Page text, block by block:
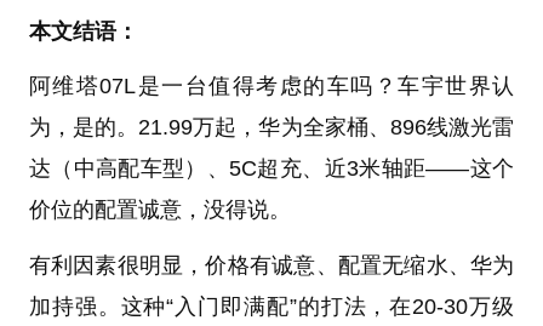
本文结语：
阿维塔07L是一台值得考虑的车吗？车宇世界认
为，是的。21.99万起，华为全家桶、896线激光雷
达（中高配车型）、5C超充、近3米轴距——这个
价位的配置诚意，没得说。
有利因素很明显，价格有诚意、配置无缩水、华为
加持强。这种“入门即满配”的打法，在20-30万级